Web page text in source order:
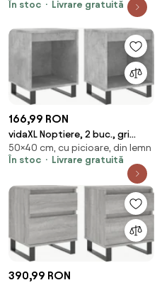
În stoc
Livrare gratuită
166,99 RON
vidaXL Noptiere, 2 buc., gri
beton, 40x35x50 cm, lemn
compozit
50×40 cm, cu picioare, din lemn
În stoc
Livrare gratuită
390,99 RON